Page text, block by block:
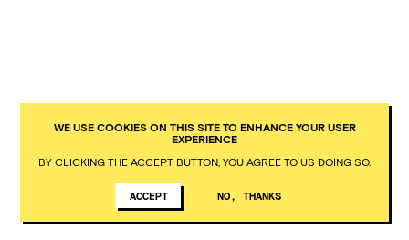
WE USE COOKIES ON THIS SITE TO ENHANCE YOUR USER
EXPERIENCE
BY CLICKING THE ACCEPT BUTTON, YOU AGREE TO US DOING SO.
ACCEPT NO, THANKS